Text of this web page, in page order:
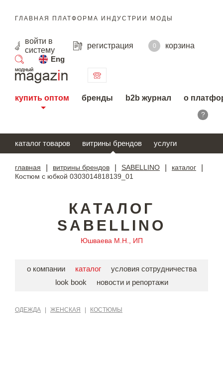
ГЛАВНАЯ ПЛАТФОРМА ИНДУСТРИИ МОДЫ
войти в
систему
регистрация 0
корзина
Eng
поиск
купить оптом бренды b2b журнал о
?
каталог товаров витрины брендов услуги
главная витрины брендов SABELLINO каталог
Костюм с юбкой 0303014818139_01
КАТАЛОГ
SABELLINO
Юшваева М.Н., ИП
о компании каталог
условия сотрудничества
look book
новости и репортажи
ОДЕЖДА ЖЕНСКАЯ КОСТЮМЫ